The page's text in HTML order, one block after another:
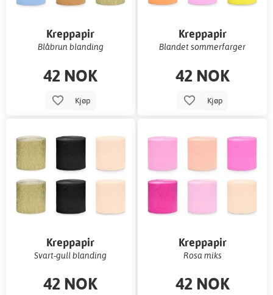
Kreppapir
Blåbrun blanding
42 NOK
Kjøp
Kreppapir
Blandet sommerfarger
42 NOK
Kjøp
Kreppapir
Svart-gull blanding
42 NOK
Kreppapir
Rosa miks
42 NOK